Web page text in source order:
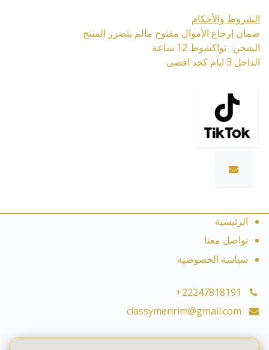
الشروط والأحكام
ضمان إرجاع الأموال مفتوح مالم يتضرر المنتج
الشحن: نواكشوط 12 ساعة
الداخل 3 ايام كحد اقصى
الرئيسية
تواصل معنا
سياسة الخصوصية
+22247818191
classymenrim@gmail.com